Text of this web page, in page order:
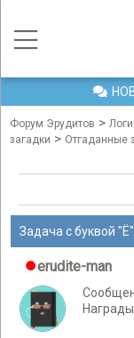
Форум Эрудитов >
загадки > Отгаданные
Задача с буквой "Ё"
erudite-man